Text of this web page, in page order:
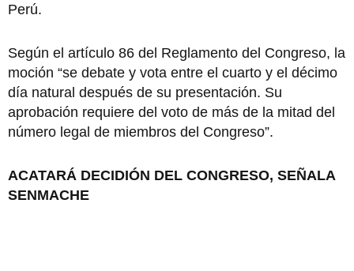
Perú.
Según el artículo 86 del Reglamento del Congreso, la
moción “se debate y vota entre el cuarto y el décimo
día natural después de su presentación. Su
aprobación requiere del voto de más de la mitad del
número legal de miembros del Congreso”.
ACATARÁ DECIDIÓN DEL CONGRESO, SEÑALA
SENMACHE